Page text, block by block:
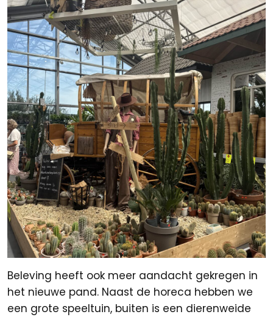
Beleving heeft ook meer aandacht gekregen in
het nieuwe pand. Naast de horeca hebben we
een grote speeltuin, buiten is een dierenweide